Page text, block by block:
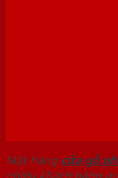
Mặt hàng cửa gỗ